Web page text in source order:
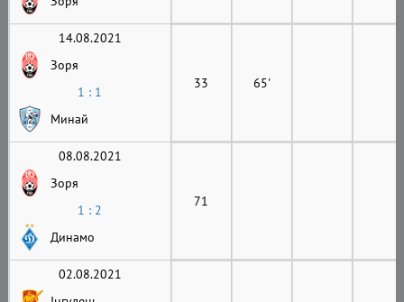
14.08.2021
Зоря
1 : 1
Минай
33 65'
08.08.2021
Зоря
1 : 2
Динамо
71
02.08.2021